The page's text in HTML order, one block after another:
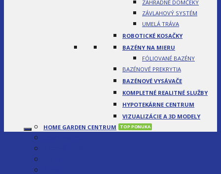
ZÁHRADNÉ DOMČEKY
ZÁVLAHOVÝ SYSTÉM
UMELÁ TRÁVA
ROBOTICKÉ KOSAČKY
BAZÉNY NA MIERU
FÓLIOVANÉ BAZÉNY
BAZÉNOVÉ PREKRYTIA
BAZÉNOVÉ VYSÁVAČE
KOMPLETNÉ REALITNÉ SLUŽBY
HYPOTEKÁRNE CENTRUM
VIZUALIZÁCIE A 3D MODELY
HOME GARDEN CENTRUM